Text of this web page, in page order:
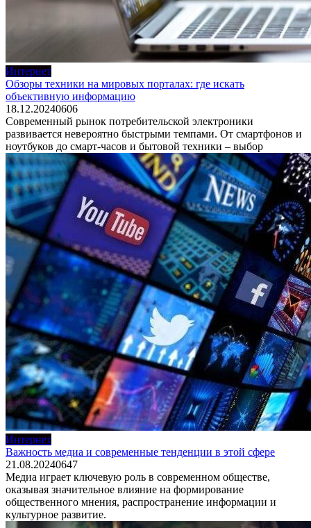
Интернет
Обзоры техники на мировых порталах: где искать
объективную информацию
18.12.20240606
Современный рынок потребительской электроники
развивается невероятно быстрыми темпами. От смартфонов и
ноутбуков до смарт-часов и бытовой техники – выбор
Интернет
Важность медиа и современные тенденции в этой сфере
21.08.20240647
Медиа играет ключевую роль в современном обществе,
оказывая значительное влияние на формирование
общественного мнения, распространение информации и
культурное развитие.